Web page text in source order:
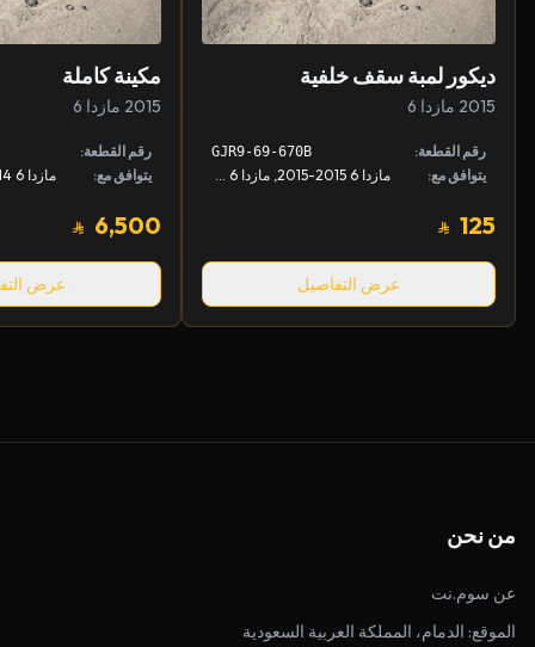
ديكور لمبة سقف خلفية
2015 مازدا 6
رقم القطعة: GJR9-69-670B
يتوافق مع:
125
عرض التفاصيل
مكينة كاملة
2015 مازدا 6
رقم القطعة:
يتوافق مع:
6,500
عرض
من نحن
عن سوم.نت
الموقع: الدمام، المملكة العربية السعودية